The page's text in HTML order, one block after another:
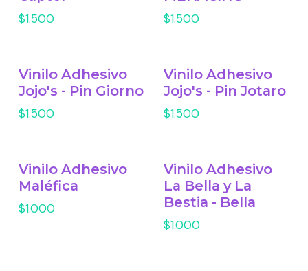
$1.500 $1.500
Vinilo Adhesivo
Jojo's - Pin Giorno
$1.500
Vinilo Adhesivo
Jojo's - Pin Jotaro
$1.500
Vinilo Adhesivo
Maléfica
$1.000
Vinilo Adhesivo
La Bella y La
Bestia - Bella
$1.000